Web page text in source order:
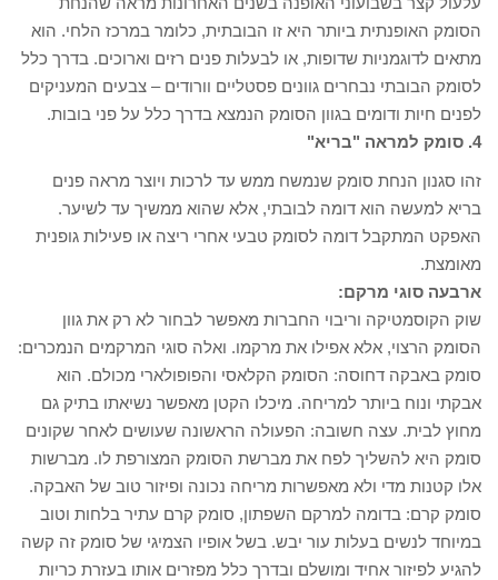
הסומק האופנתית ביותר היא זו הבובתית, כלומר במרכז הלחי. הוא
מתאים לדוגמניות שדופות, או לבעלות פנים רזים וארוכים. בדרך כלל
לסומק הבובתי נבחרים גוונים פסטליים וורודים – צבעים המעניקים
לפנים חיות ודומים בגוון הסומק הנמצא בדרך כלל על פני בובות.
4. סומק למראה "בריא"
זהו סגנון הנחת סומק שנמשח ממש עד לרכות ויוצר מראה פנים
בריא למעשה הוא דומה לבובתי, אלא שהוא ממשיך עד לשיער.
האפקט המתקבל דומה לסומק טבעי אחרי ריצה או פעילות גופנית
מאומצת.
ארבעה סוגי מרקם:
שוק הקוסמטיקה וריבוי החברות מאפשר לבחור לא רק את גוון
הסומק הרצוי, אלא אפילו את מרקמו. ואלה סוגי המרקמים הנמכרים:
סומק באבקה דחוסה: הסומק הקלאסי והפופולארי מכולם. הוא
אבקתי ונוח ביותר למריחה. מיכלו הקטן מאפשר נשיאתו בתיק גם
מחוץ לבית. עצה חשובה: הפעולה הראשונה שעושים לאחר שקונים
סומק היא להשליך לפח את מברשת הסומק המצורפת לו. מברשות
אלו קטנות מדי ולא מאפשרות מריחה נכונה ופיזור טוב של האבקה.
סומק קרם: בדומה למרקם השפתון, סומק קרם עתיר בלחות וטוב
במיוחד לנשים בעלות עור יבש. בשל אופיו הצמיגי של סומק זה קשה
להגיע לפיזור אחיד ומושלם ובדרך כלל מפזרים אותו בעזרת כריות